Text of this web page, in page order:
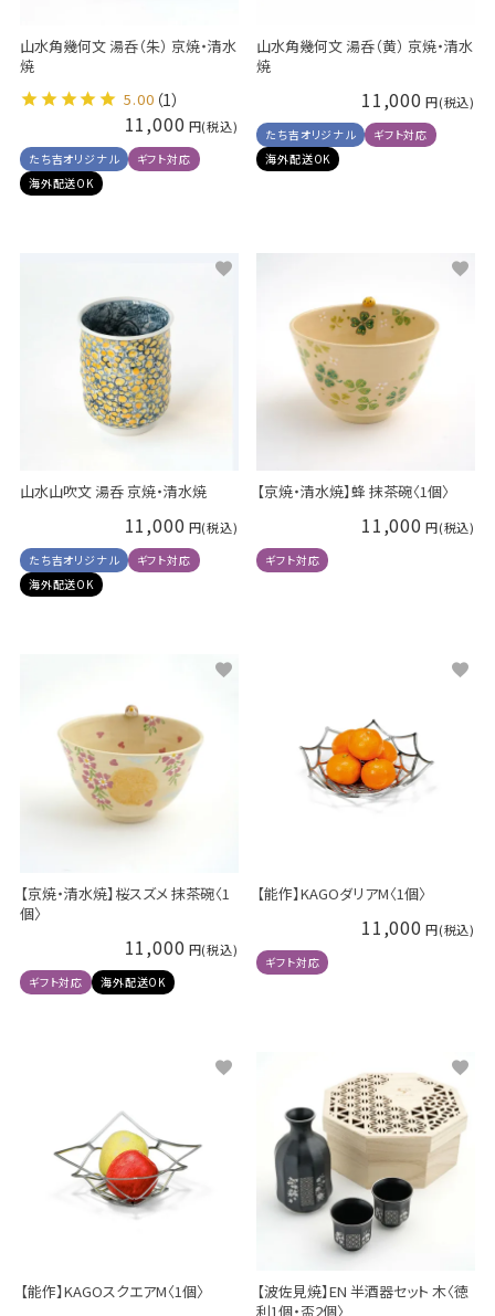
山水角幾何文 湯呑（朱） 京焼・清水
焼
5.00 （1）
11,000
たち吉オリジナル
ギフト対応
海外配送OK
山水角幾何文 湯呑（黄） 京焼・清水
焼
11,000
たち吉オリジナル
ギフト対応
海外配送OK
山水山吹文 湯呑 京焼・清水焼
11,000
たち吉オリジナル
ギフト対応
海外配送OK
【京焼・清水焼】蜂 抹茶碗〈1個〉
11,000
ギフト対応
【京焼・清水焼】桜スズメ 抹茶碗〈1
個〉
11,000
ギフト対応 海外配送OK
【能作】KAGOダリアM〈1個〉
11,000
ギフト対応
【能作】KAGOスクエアM〈1個〉
【波佐見焼】EN 半酒器セット 木〈徳
利1個・盃2個〉